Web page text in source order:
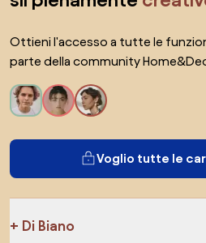
Ottieni l'accesso a tutte le
parte della community
Voglio tutte le
Di Biano